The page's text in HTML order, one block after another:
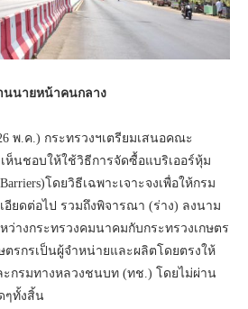
นนายหน้าคนกลาง
พ.ค.) กระทรวงฯเตรียมเสนอคณะ
นชอบให้ใช้วิธีการจัดซื้อแบริเออร์หุ้ม
โดยวิธีเฉพาะเจาะจงเพื่อให้กรม
ยดต่อไป รวมถึงพิจารณา (ร่าง) ลงนาม
ว่างกระทรวงคมนาคมกับกระทรวงเกษตร
รกรเป็นผู้จำหน่ายและผลิตโดยตรงให้
ะกรมทางหลวงชนบท (ทช.) โดยไม่ผ่าน
ๆทั้งสิ้น